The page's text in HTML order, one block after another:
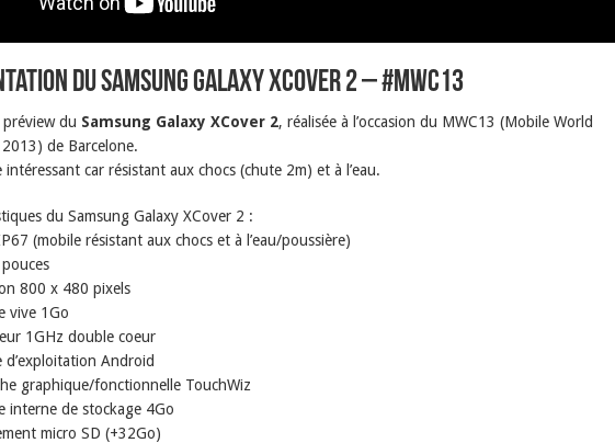
du Samsung Galaxy Xcover 2 – #MWC13
du Samsung Galaxy XCover 2, réalisée à l’occasion du MWC13 (Mobile World
de Barcelone.
intéressant car résistant aux chocs (chute 2m) et à l’eau.
du Samsung Galaxy XCover 2 :
(mobile résistant aux chocs et à l’eau/poussière)
800 x 480 pixels
vive 1Go
1GHz double coeur
d’exploitation Android
graphique/fonctionnelle TouchWiz
interne de stockage 4Go
micro SD (+32Go)